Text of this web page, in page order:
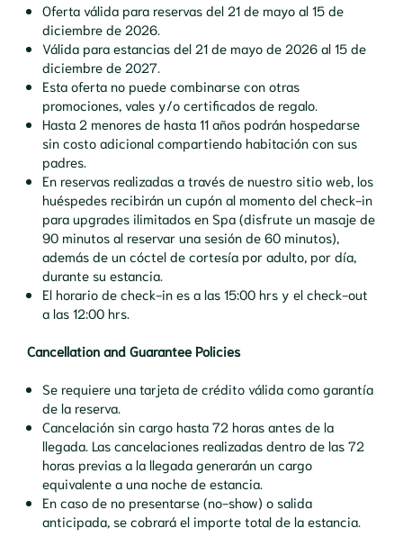
Oferta válida para reservas del 21 de mayo al 15 de
diciembre de 2026.
Válida para estancias del 21 de mayo de 2026 al 15 de
diciembre de 2027.
Esta oferta no puede combinarse con otras
promociones, vales y/o certificados de regalo.
Hasta 2 menores de hasta 11 años podrán hospedarse
sin costo adicional compartiendo habitación con sus
padres.
En reservas realizadas a través de nuestro sitio web, los
huéspedes recibirán un cupón al momento del check-in
para upgrades ilimitados en Spa (disfrute un masaje de
90 minutos al reservar una sesión de 60 minutos),
además de un cóctel de cortesía por adulto, por día,
durante su estancia.
El horario de check-in es a las 15:00 hrs y el check-out
a las 12:00 hrs.
Cancellation and Guarantee Policies
Se requiere una tarjeta de crédito válida como garantía
de la reserva.
Cancelación sin cargo hasta 72 horas antes de la
llegada. Las cancelaciones realizadas dentro de las 72
horas previas a la llegada generarán un cargo
equivalente a una noche de estancia.
En caso de no presentarse (no-show) o salida
anticipada, se cobrará el importe total de la estancia.